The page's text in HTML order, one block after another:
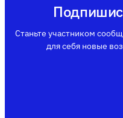
Станьте участником
для себя новые